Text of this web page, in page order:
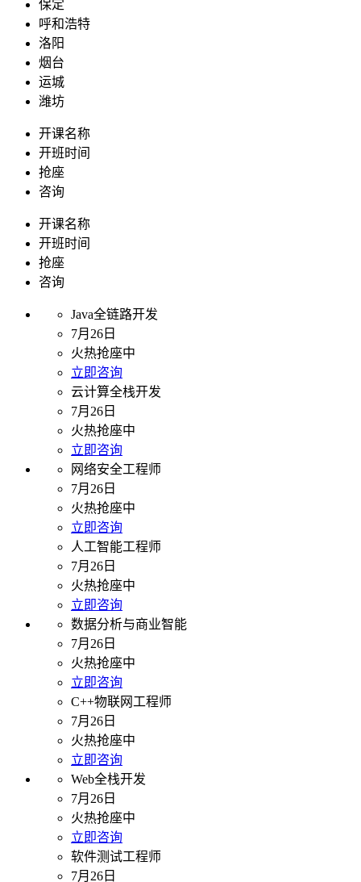
保定
呼和浩特
洛阳
烟台
运城
潍坊
开课名称
开班时间
抢座
咨询
开课名称
开班时间
抢座
咨询
Java全链路开发
7月26日
火热抢座中
立即咨询
云计算全栈开发
7月26日
火热抢座中
立即咨询
网络安全工程师
7月26日
火热抢座中
立即咨询
人工智能工程师
7月26日
火热抢座中
立即咨询
数据分析与商业智能
7月26日
火热抢座中
立即咨询
C++物联网工程师
7月26日
火热抢座中
立即咨询
Web全栈开发
7月26日
火热抢座中
立即咨询
软件测试工程师
7月26日